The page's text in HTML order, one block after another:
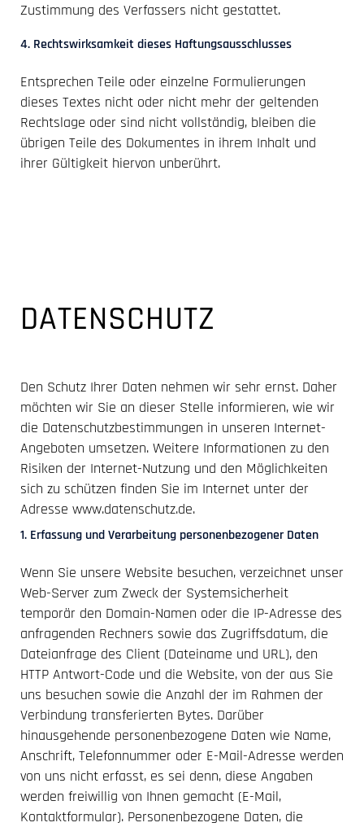
Zustimmung des Verfassers nicht gestattet.
4. Rechtswirksamkeit dieses Haftungsausschlusses
Entsprechen Teile oder einzelne Formulierungen
dieses Textes nicht oder nicht mehr der geltenden
Rechtslage oder sind nicht vollständig, bleiben die
übrigen Teile des Dokumentes in ihrem Inhalt und
ihrer Gültigkeit hiervon unberührt.
DATENSCHUTZ
Den Schutz Ihrer Daten nehmen wir sehr ernst. Daher
möchten wir Sie an dieser Stelle informieren, wie wir
die Datenschutzbestimmungen in unseren Internet-
Angeboten umsetzen. Weitere Informationen zu den
Risiken der Internet-Nutzung und den Möglichkeiten
sich zu schützen finden Sie im Internet unter der
Adresse www.datenschutz.de.
1. Erfassung und Verarbeitung personenbezogener Daten
Wenn Sie unsere Website besuchen, verzeichnet unser
Web-Server zum Zweck der Systemsicherheit
temporär den Domain-Namen oder die IP-Adresse des
anfragenden Rechners sowie das Zugriffsdatum, die
Dateianfrage des Client (Dateiname und URL), den
HTTP Antwort-Code und die Website, von der aus Sie
uns besuchen sowie die Anzahl der im Rahmen der
Verbindung transferierten Bytes. Darüber
hinausgehende personenbezogene Daten wie Name,
Anschrift, Telefonnummer oder E-Mail-Adresse werden
von uns nicht erfasst, es sei denn, diese Angaben
werden freiwillig von Ihnen gemacht (E-Mail,
Kontaktformular). Personenbezogene Daten, die